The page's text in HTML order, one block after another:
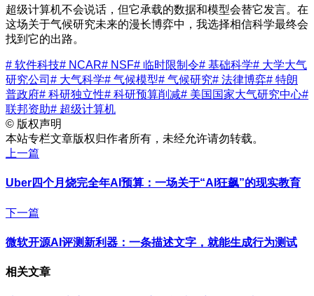
超级计算机不会说话，但它承载的数据和模型会替它发言。在
这场关于气候研究未来的漫长博弈中，我选择相信科学最终会
找到它的出路。
# 软件科技# NCAR# NSF# 临时限制令# 基础科学# 大学大气
研究公司 # 大气科学# 气候模型# 气候研究# 法律博弈# 特朗
普政府# 科研独立性# 科研预算削减# 美国国家大气研究中心#
联邦资助# 超级计算机
© 版权声明
本站专栏文章版权归作者所有，未经允许请勿转载。
上一篇
Uber四个月烧完全年AI预算：一场关于“AI狂飙”的现实教育
下一篇
微软开源AI评测新利器：一条描述文字，就能生成行为测试
相关文章